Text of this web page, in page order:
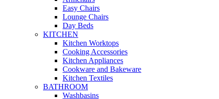
Easy Chairs
Lounge Chairs
Day Beds
KITCHEN
Kitchen Worktops
Cooking Accessories
Kitchen Appliances
Cookware and Bakeware
Kitchen Textiles
BATHROOM
Washbasins